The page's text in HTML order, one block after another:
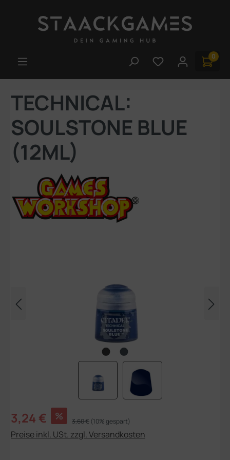
Du hast 0 0
TECHNICAL:
SOULSTONE BLUE
(12ML)
Verkaufspreis:
3,24 € % Regulärer Preis:
3,60 € (10% gespart)
Preise inkl. USt. zzgl. Versandkosten